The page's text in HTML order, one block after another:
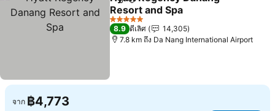
แชร์ เพิ่มในรายการโปรด
Resort and Spa
5 ดาว
8.9 ดีเลิศ
14,305
7.8 km ถึง Da Nang International Airport
จาก ฿4,773